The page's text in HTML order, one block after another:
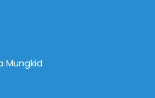
Mungkid